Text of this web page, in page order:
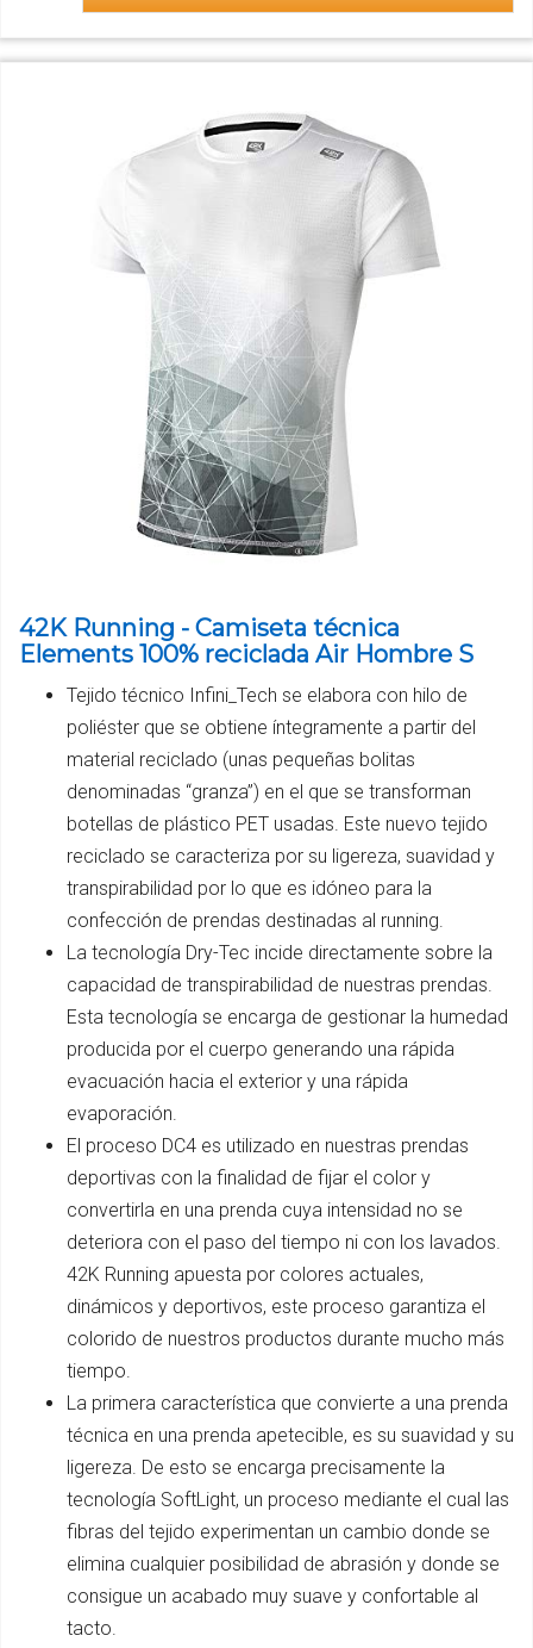
42K Running - Camiseta técnica
Elements 100% reciclada Air Hombre S
Tejido técnico Infini_Tech se elabora con hilo de
poliéster que se obtiene íntegramente a partir del
material reciclado (unas pequeñas bolitas
denominadas “granza”) en el que se transforman
botellas de plástico PET usadas. Este nuevo tejido
reciclado se caracteriza por su ligereza, suavidad y
transpirabilidad por lo que es idóneo para la
confección de prendas destinadas al running.
La tecnología Dry-Tec incide directamente sobre la
capacidad de transpirabilidad de nuestras prendas.
Esta tecnología se encarga de gestionar la humedad
producida por el cuerpo generando una rápida
evacuación hacia el exterior y una rápida
evaporación.
El proceso DC4 es utilizado en nuestras prendas
deportivas con la finalidad de fijar el color y
convertirla en una prenda cuya intensidad no se
deteriora con el paso del tiempo ni con los lavados.
42K Running apuesta por colores actuales,
dinámicos y deportivos, este proceso garantiza el
colorido de nuestros productos durante mucho más
tiempo.
La primera característica que convierte a una prenda
técnica en una prenda apetecible, es su suavidad y su
ligereza. De esto se encarga precisamente la
tecnología SoftLight, un proceso mediante el cual las
fibras del tejido experimentan un cambio donde se
elimina cualquier posibilidad de abrasión y donde se
consigue un acabado muy suave y confortable al
tacto.